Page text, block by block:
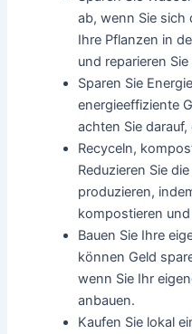
ab, wenn Sie sich
Ihre Pflanzen in
und reparieren
Sparen Sie
energieeffiziente
achten Sie
Recyceln,
Reduzieren Sie
produzieren,
kompostieren
Bauen Sie Ihre
können Geld
wenn Sie Ihr
anbauen.
Kaufen Sie lokal